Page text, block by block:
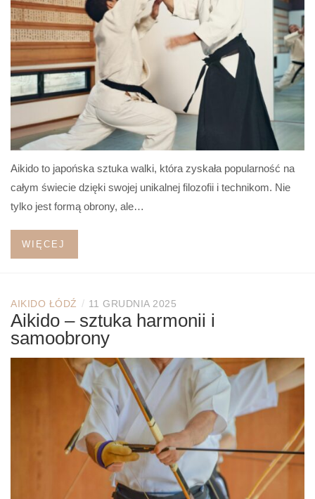
Aikido to japońska sztuka walki, która zyskała popularność na
całym świecie dzięki swojej unikalnej filozofii i technikom. Nie
tylko jest formą obrony, ale…
WIĘCEJ
AIKIDO ŁÓDŹ / 11 GRUDNIA 2025
Aikido – sztuka harmonii i
samoobrony